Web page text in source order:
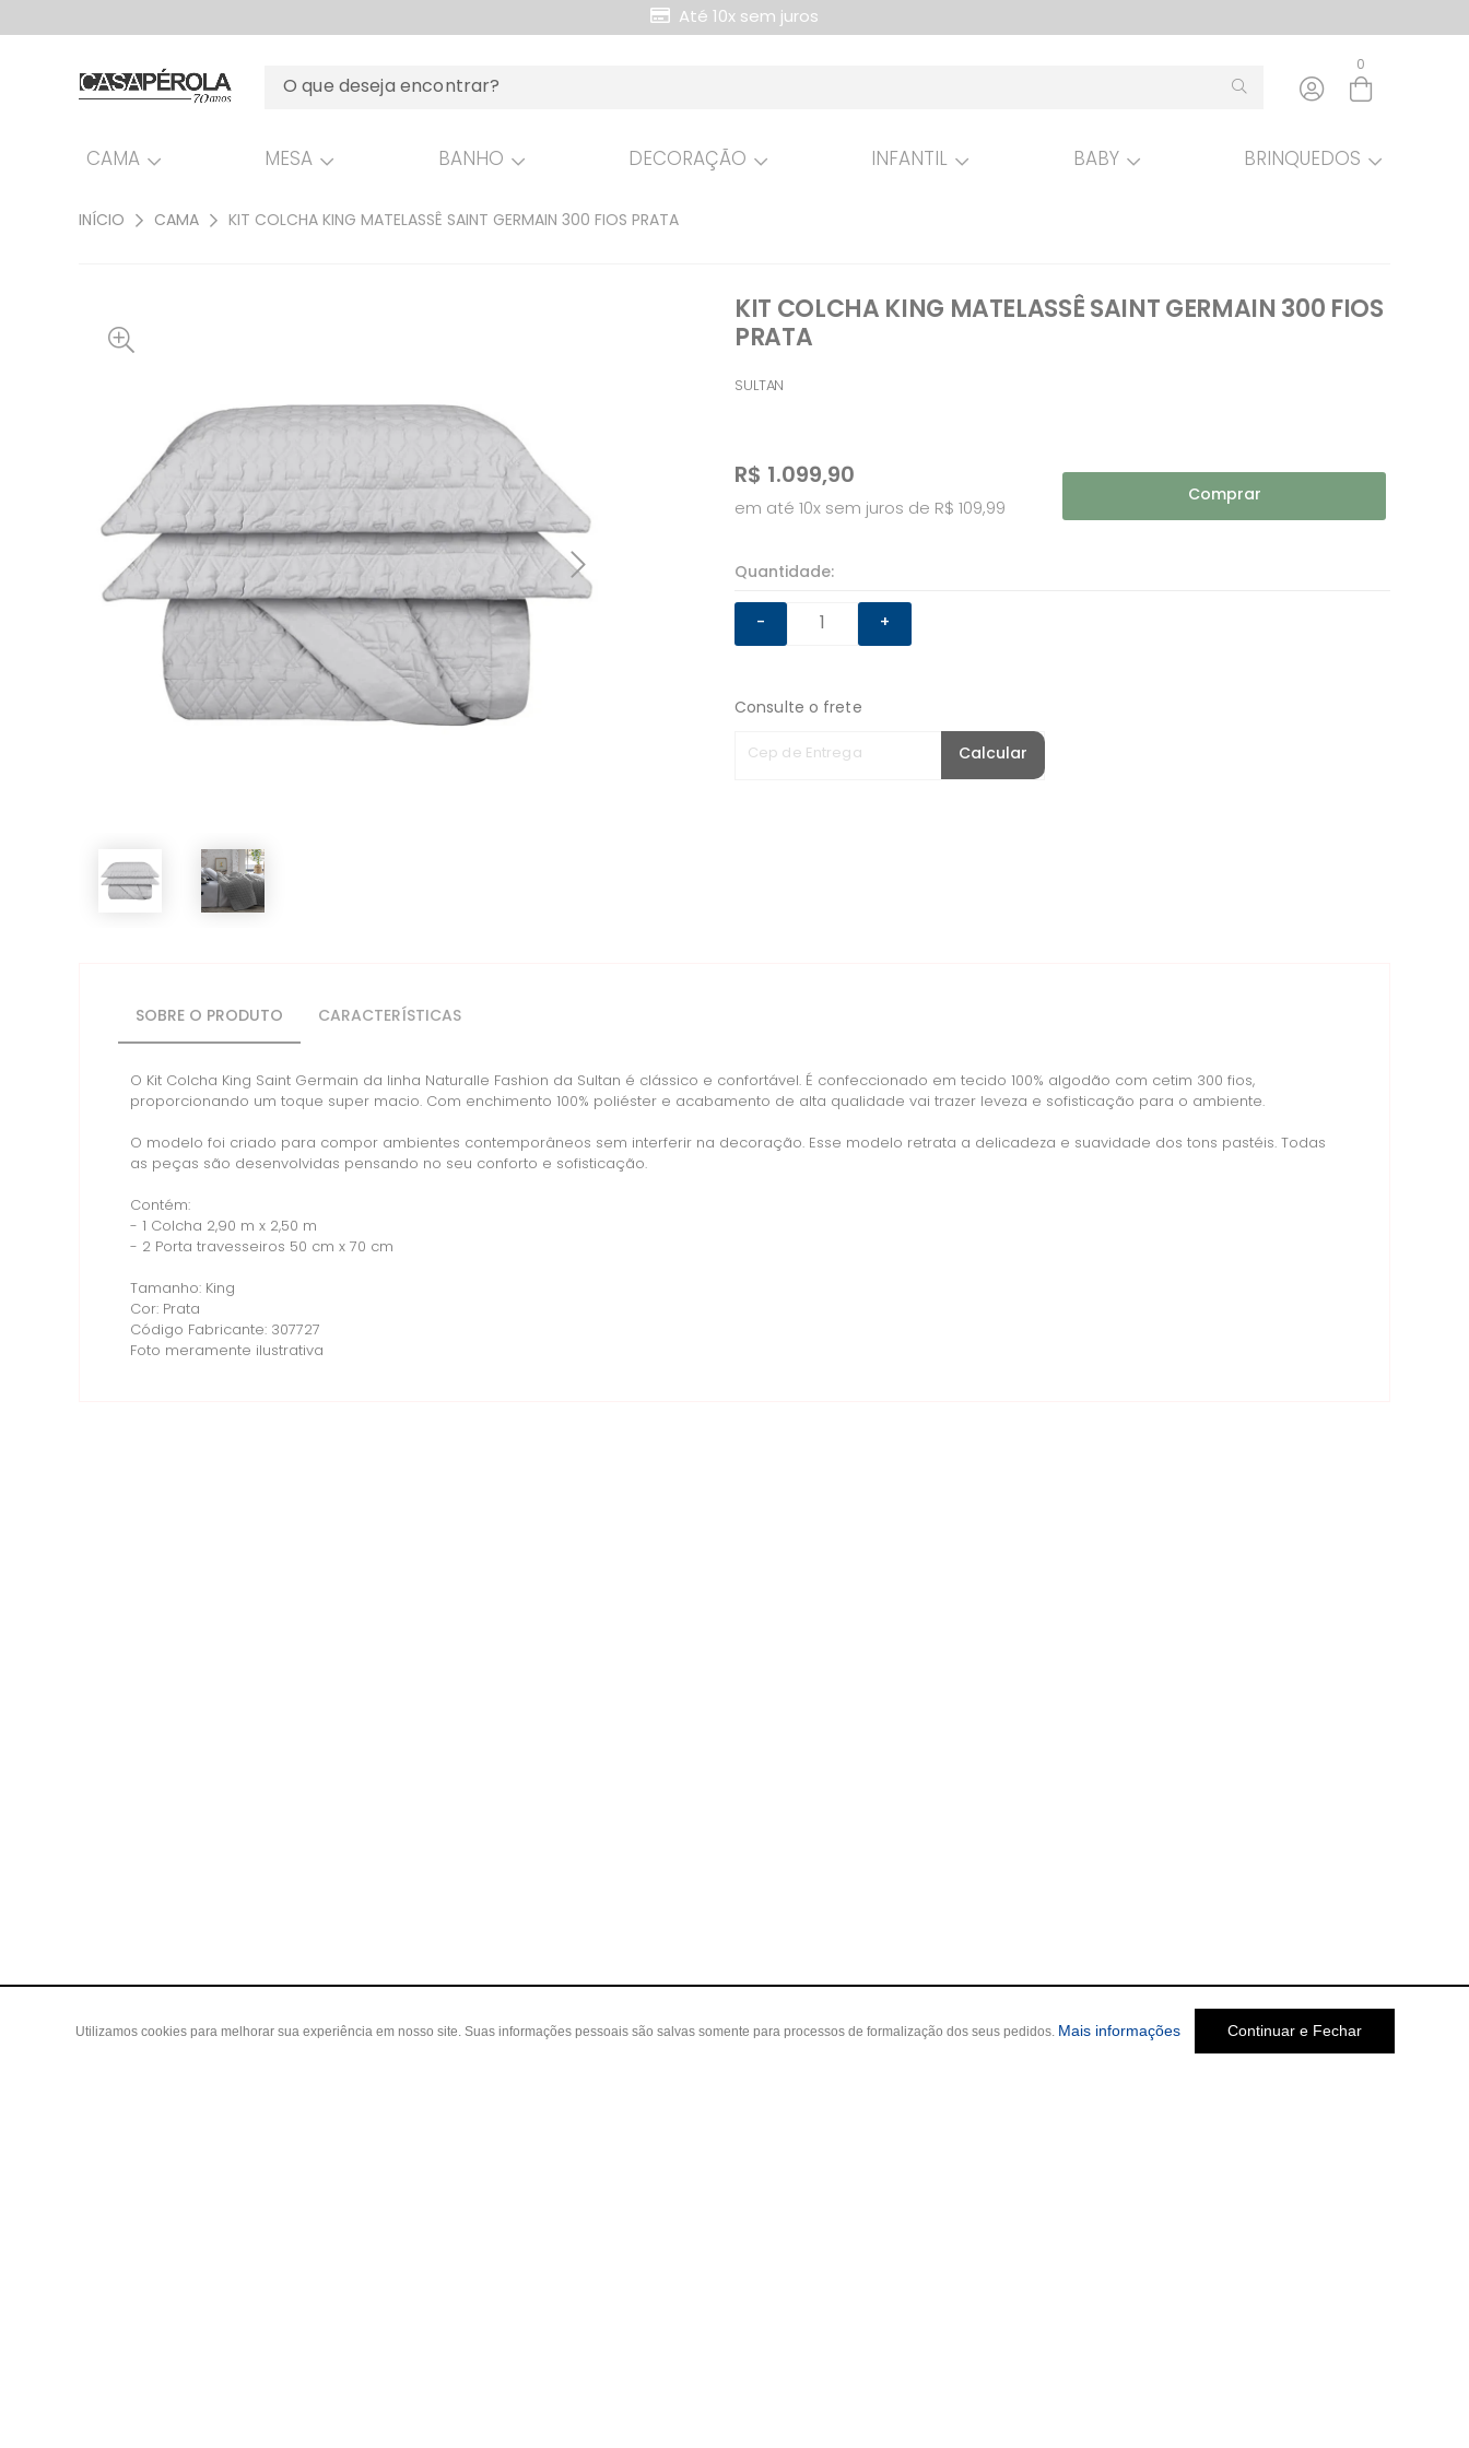
Entre com email ou cpf/cnpj
Até 10x sem juros
Retire Grátis na loja
0
CAMA MESA BANHO DECORAÇÃO INFANTIL BABY BRINQUEDOS
INÍCIO CAMA KIT COLCHA KING MATELASSÊ SAINT GERMAIN 300 FIOS PRATA
KIT COLCHA KING MATELASSÊ SAINT GERMAIN 300 FIOS
PRATA
SULTAN
R$ 1.099,90
em até 10x sem juros de R$ 109,99
Comprar
Quantidade:
-
+
Consulte o frete
Cep de Entrega Calcular
SOBRE O PRODUTO CARACTERÍSTICAS
O Kit Colcha King Saint Germain da linha Naturalle Fashion da Sultan é clássico e confortável. É confeccionado em tecido 100% algodão com cetim 300 fios,
proporcionando um toque super macio. Com enchimento 100% poliéster e acabamento de alta qualidade vai trazer leveza e sofisticação para o ambiente.
O modelo foi criado para compor ambientes contemporâneos sem interferir na decoração. Esse modelo retrata a delicadeza e suavidade dos tons pastéis. Todas
as peças são desenvolvidas pensando no seu conforto e sofisticação.
Contém:
- 1 Colcha 2,90 m x 2,50 m
- 2 Porta travesseiros 50 cm x 70 cm
Tamanho: King
Cor: Prata
Código Fabricante: 307727
Foto meramente ilustrativa
Utilizamos cookies para melhorar sua experiência em nosso site. Suas informações pessoais são salvas somente para processos de formalização dos seus pedidos. Mais informações Continuar e Fechar